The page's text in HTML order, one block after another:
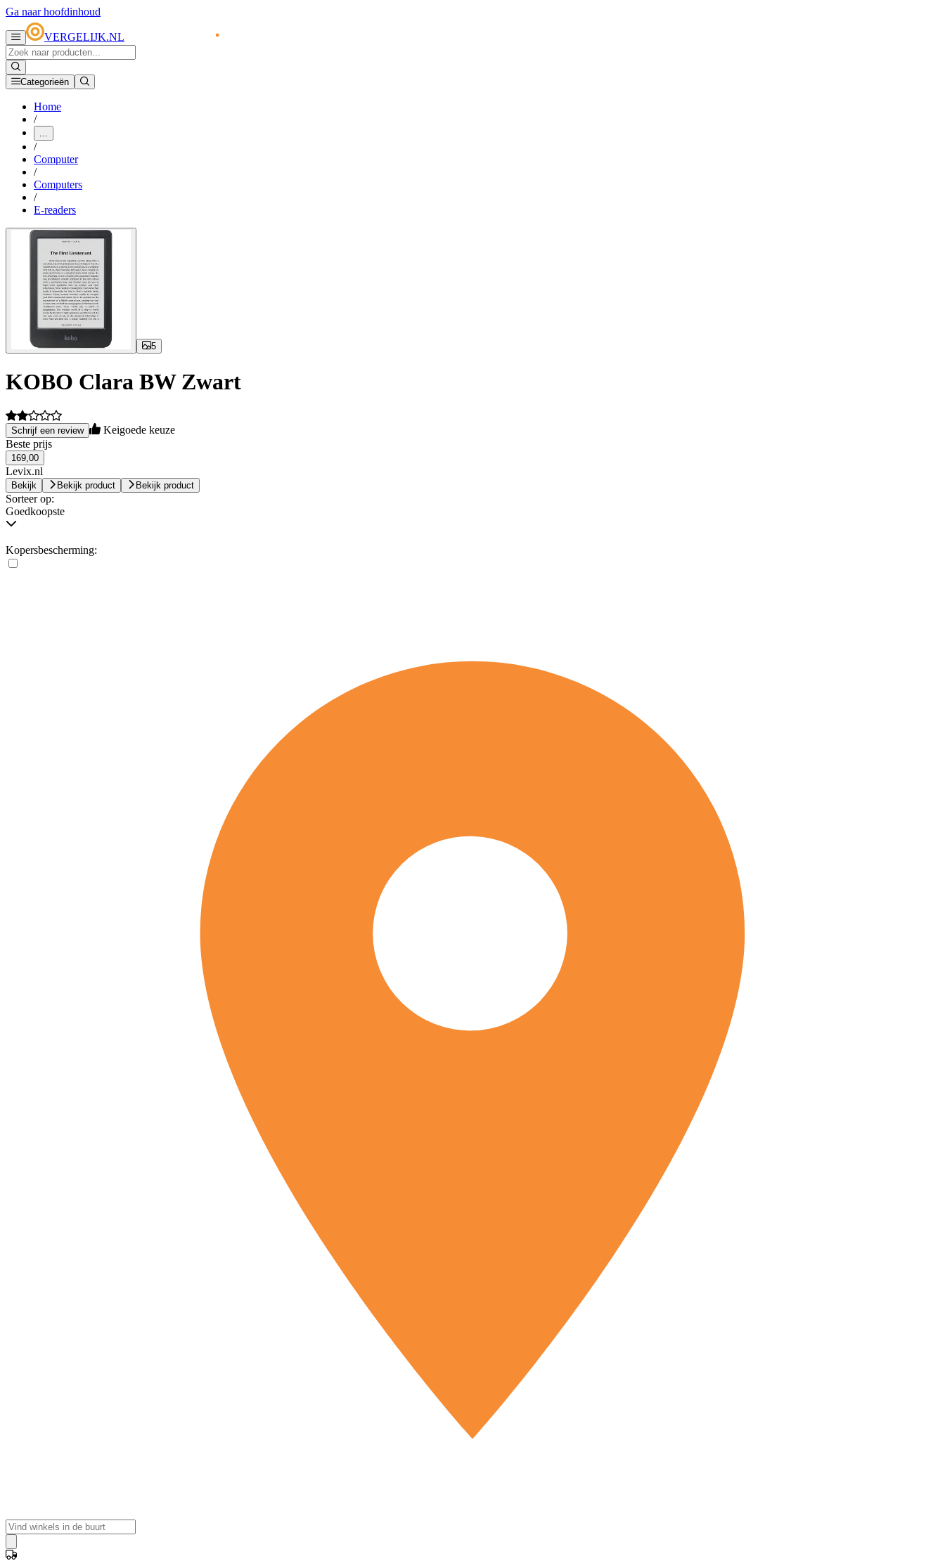
Ga naar hoofdinhoud
VERGELIJK.NL
Categorieën
Home
/
...
/
Computer
/
Computers
/
E-readers
5
KOBO Clara BW Zwart
Schrijf een review
Keigoede keuze
Beste prijs
169,00
Levix.nl
Bekijk Bekijk product Bekijk product
Sorteer op:
Goedkoopste
Kopersbescherming: